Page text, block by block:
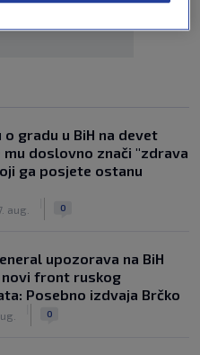
o gradu u BiH na devet
mu doslovno znači "zdrava
ga posjete ostanu
aug. 0
upozorava na BiH
novi front ruskog
Posebno izdvaja Brčko
0